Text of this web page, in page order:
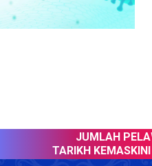
JUMLAH
TARIKH KEMASKINI